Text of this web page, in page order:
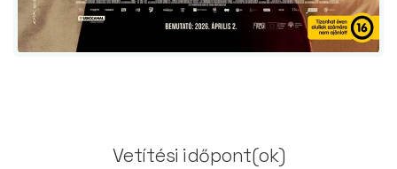
Vetítési időpont(ok)